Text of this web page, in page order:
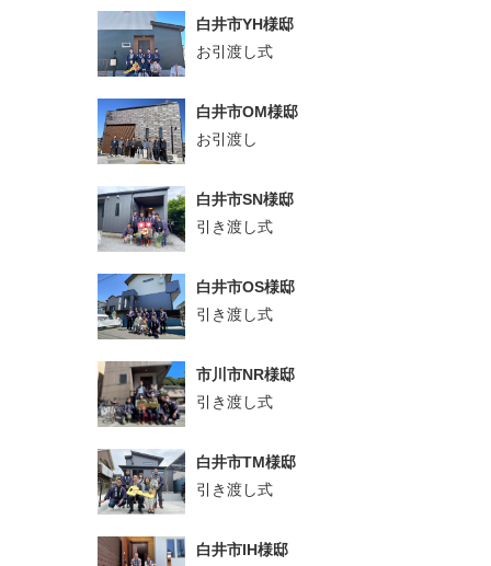
白井市YH様邸
お引渡し式
白井市OM様邸
お引渡し
白井市SN様邸
引き渡し式
白井市OS様邸
引き渡し式
市川市NR様邸
引き渡し式
白井市TM様邸
引き渡し式
白井市IH様邸